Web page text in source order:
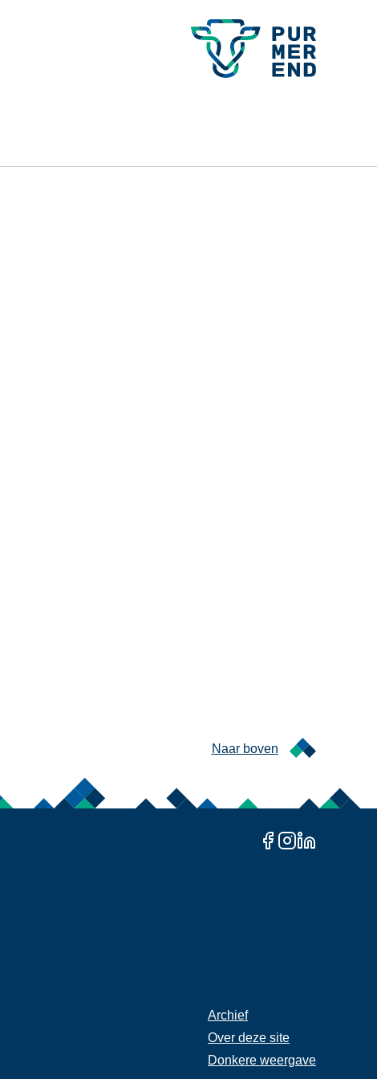
Naar boven
Rechter
Footer
Archief
Over deze site
Donkere weergave